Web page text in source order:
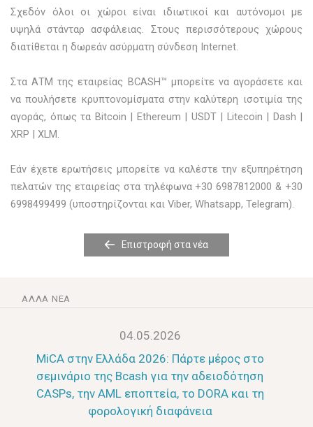
Σχεδόν όλοι οι χώροι είναι ιδιωτικοί και αυτόνομοι με
υψηλά στάνταρ ασφάλειας. Στους περισσότερους χώρους
διατίθεται η δωρεάν ασύρματη σύνδεση Internet.
Στα ΑΤΜ της εταιρείας BCASH™ μπορείτε να αγοράσετε και
να πουλήσετε κρυπτονομίσματα στην καλύτερη ισοτιμία της
αγοράς, όπως τα Bitcoin | Ethereum | USDT | Litecoin | Dash |
XRP | XLM.
Εάν έχετε ερωτήσεις μπορείτε να καλέστε την εξυπηρέτηση
πελατών της εταιρείας στα τηλέφωνα +30 6987812000 & +30
6998499499 (υποστηρίζονται και Viber, Whatsapp, Telegram).
Επιστροφή στα νέα
ΆΛΛΑ ΝΈΑ
04.05.2026
MiCA στην Ελλάδα 2026: Πάρτε μέρος στο
σεμινάριο της Bcash για την αδειοδότηση
CASPs, την AML εποπτεία, το DORA και τη
φορολογική διαφάνεια